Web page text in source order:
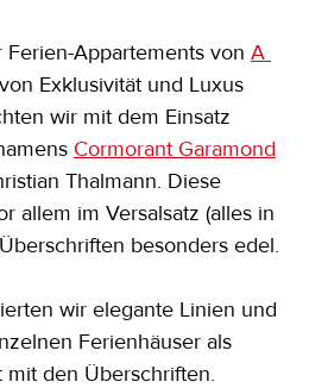
Appartements von A
Exklusivität und Luxus
wir mit dem Einsatz
Cormorant Garamond
Thalmann. Diese
allem im Versalsatz (alles in
besonders edel.
wir elegante Linien und
Ferienhäuser als
den Überschriften.